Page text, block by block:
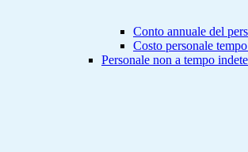
Conto annuale del
Costo personale
Personale non a tempo